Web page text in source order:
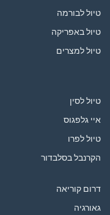
טיול לבורמה
טיול באפריקה
טיול למצרים
טיול לסין
איי גלפגוס
טיול לפרו
הקרנבל בסלבדור
דרום קוריאה
גאורגיה